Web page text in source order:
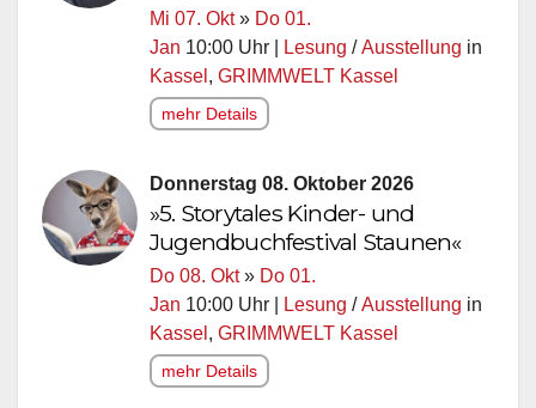
Mi 07. Okt» Do 01.
Jan 10:00 Uhr | Lesung /Ausstellung in
Kassel , GRIMMWELT Kassel
mehr Details
Donnerstag 08. Oktober 2026
»5. Storytales Kinder- und
Jugendbuchfestival Staunen«
Do 08. Okt» Do 01.
Jan 10:00 Uhr | Lesung /Ausstellung in
Kassel , GRIMMWELT Kassel
mehr Details